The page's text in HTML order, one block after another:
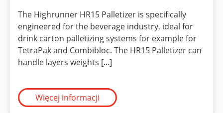
The Highrunner HR15 Palletizer is specifically
engineered for the beverage industry, ideal for
drink carton palletizing systems for example for
TetraPak and Combibloc. The HR15 Palletizer can
handle layers weights [...]
Więcej informacji